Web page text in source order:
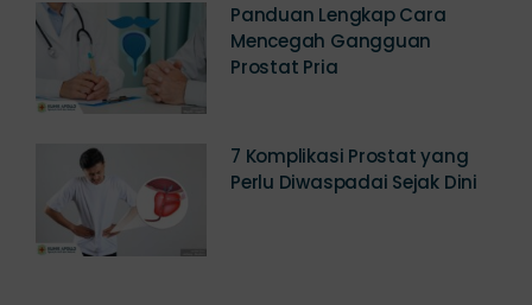
Panduan Lengkap Cara
Mencegah Gangguan
Prostat Pria
7 Komplikasi Prostat yang
Perlu Diwaspadai Sejak Dini